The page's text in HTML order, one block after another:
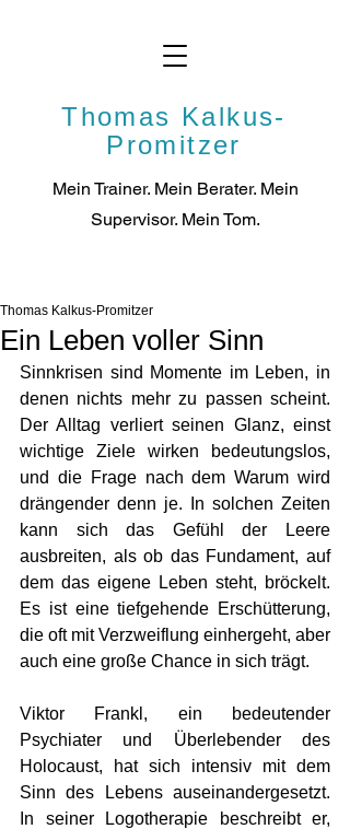
Thomas Kalkus-
Promitzer
Mein Trainer. Mein Berater. Mein
Supervisor. Mein Tom.
Ein Leben voller Sinn
Thomas Kalkus-Promitzer
Sinnkrisen sind Momente im Leben, in
denen nichts mehr zu passen scheint.
Der Alltag verliert seinen Glanz, einst
wichtige Ziele wirken bedeutungslos,
und die Frage nach dem Warum wird
drängender denn je. In solchen Zeiten
kann sich das Gefühl der Leere
ausbreiten, als ob das Fundament, auf
dem das eigene Leben steht, bröckelt.
Es ist eine tiefgehende Erschütterung,
die oft mit Verzweiflung einhergeht, aber
auch eine große Chance in sich trägt.
Viktor Frankl, ein bedeutender
Psychiater und Überlebender des
Holocaust, hat sich intensiv mit dem
Sinn des Lebens auseinandergesetzt.
In seiner Logotherapie beschreibt er,